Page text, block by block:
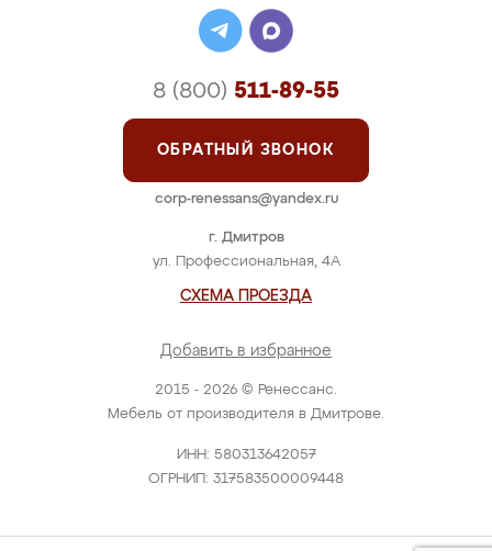
2015 - 2026 © Ренессанс.
Мебель от производителя в Дмитрове.
ИНН: 580313642057
ОГРНИП: 317583500009448
г. Дмитров
ул. Профессиональная, 4А
СХЕМА ПРОЕЗДА
Добавить в избранное
8 (800) 511-89-55
ОБРАТНЫЙ ЗВОНОК
corp-renessans@yandex.ru